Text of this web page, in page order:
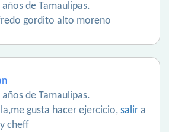
años de Tamaulipas.
gordito alto moreno
años de Tamaulipas.
gusta hacer ejercicio, salir a
cheff